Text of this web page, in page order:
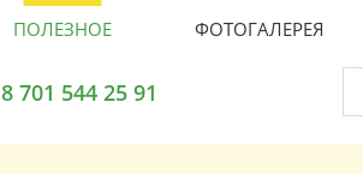
ПОЛЕЗНОЕ ФОТОГАЛЕРЕЯ
8 701 544 25 91